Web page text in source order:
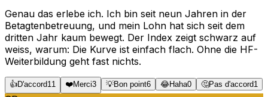
Genau das erlebe ich. Ich bin seit neun Jahren in der
Betagtenbetreuung, und mein Lohn hat sich seit dem
dritten Jahr kaum bewegt. Der Index zeigt schwarz auf
weiss, warum: Die Kurve ist einfach flach. Ohne die HF-
Weiterbildung geht fast nichts.
👍D'accord11 ❤️Merci3 💡Bon point6 😂Haha0 🤔Pas d'accord1